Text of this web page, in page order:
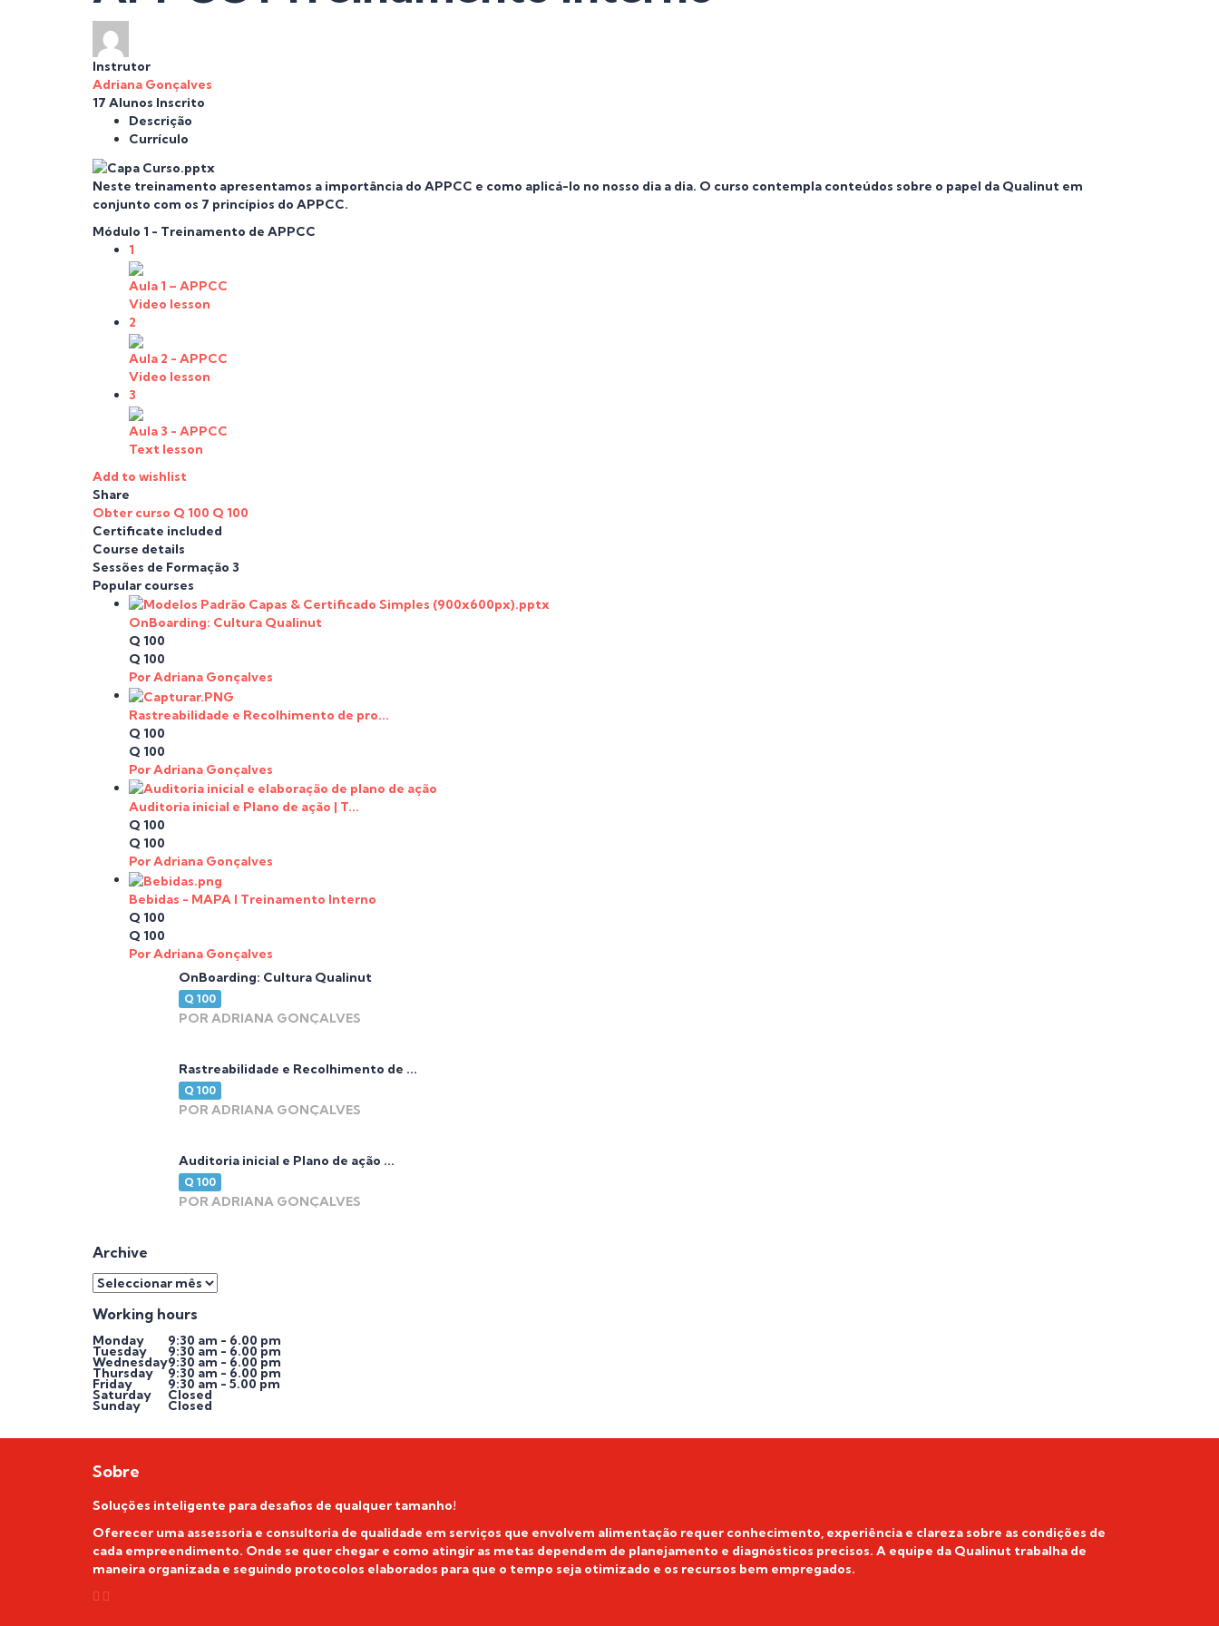
Instrutor
Adriana Gonçalves
17 Alunos Inscrito
Descrição
Currículo
Neste treinamento apresentamos a importância do APPCC e como aplicá-lo no nosso dia a dia. O curso contempla conteúdos sobre o papel da Qualinut em
conjunto com os 7 princípios do APPCC.
Módulo 1 - Treinamento de APPCC
1
Aula 1 – APPCC
Video lesson
2
Aula 2 - APPCC
Video lesson
3
Aula 3 - APPCC
Text lesson
Add to wishlist
Share
Obter curso Q 100 Q 100
Certificate included
Course details
Sessões de Formação 3
Popular courses
OnBoarding: Cultura Qualinut
Q 100
Q 100
Por Adriana Gonçalves
Rastreabilidade e Recolhimento de pro...
Q 100
Q 100
Por Adriana Gonçalves
Auditoria inicial e Plano de ação | T...
Q 100
Q 100
Por Adriana Gonçalves
Bebidas - MAPA I Treinamento Interno
Q 100
Q 100
Por Adriana Gonçalves
OnBoarding: Cultura Qualinut
Q 100
POR ADRIANA GONÇALVES
Rastreabilidade e Recolhimento de ...
Q 100
POR ADRIANA GONÇALVES
Auditoria inicial e Plano de ação ...
Q 100
POR ADRIANA GONÇALVES
Archive
Archive
Working hours
Monday 9:30 am - 6.00 pm
Tuesday 9:30 am - 6.00 pm
Wednesday9:30 am - 6.00 pm
Thursday 9:30 am - 6.00 pm
Friday 9:30 am - 5.00 pm
Saturday Closed
Sunday Closed
Sobre
Soluções inteligente para desafios de qualquer tamanho!
Oferecer uma assessoria e consultoria de qualidade em serviços que envolvem alimentação requer conhecimento, experiência e clareza sobre as condições de
cada empreendimento. Onde se quer chegar e como atingir as metas dependem de planejamento e diagnósticos precisos. A equipe da Qualinut trabalha de
maneira organizada e seguindo protocolos elaborados para que o tempo seja otimizado e os recursos bem empregados.